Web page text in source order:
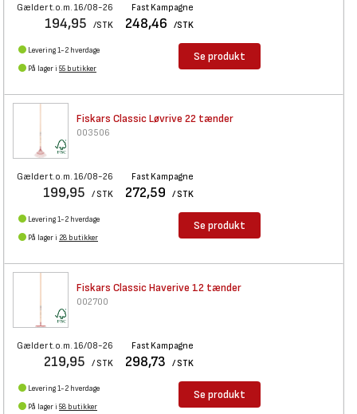
Gælder t.o.m. 16/08-26
194,95 /STK
Fast Kampagne
248,46 /STK
Levering 1-2 hverdage
På lager i 55 butikker
Se produkt
Fiskars Classic Løvrive 22 tænder
003506
Gælder t.o.m. 16/08-26
199,95 / STK
Fast Kampagne
272,59 / STK
Levering 1-2 hverdage
På lager i 28 butikker
Se produkt
Fiskars Classic Haverive 12 tænder
002700
Gælder t.o.m. 16/08-26
219,95 / STK
Fast Kampagne
298,73 / STK
Levering 1-2 hverdage
På lager i 58 butikker
Se produkt